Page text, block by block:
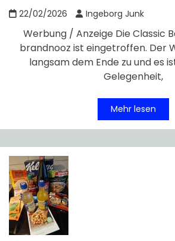
22/02/2026 Ingeborg Junk
Werbung / Anzeige Die Classic
brandnooz ist eingetroffen. Der
langsam dem Ende zu und es
Gelegenheit,
Mehr lesen